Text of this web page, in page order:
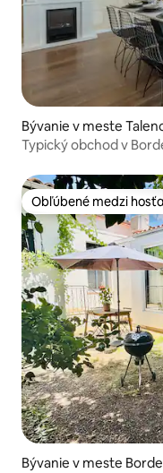
Bývanie v meste
Typický obchod v
Obľúbené medzi
Obľúbené medzi
Bývanie v meste